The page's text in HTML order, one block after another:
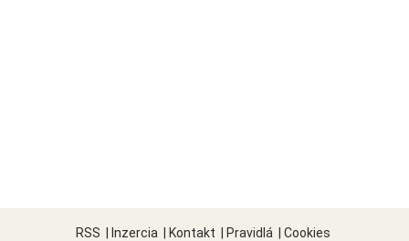
RSS Inzercia Kontakt Pravidlá Cookies